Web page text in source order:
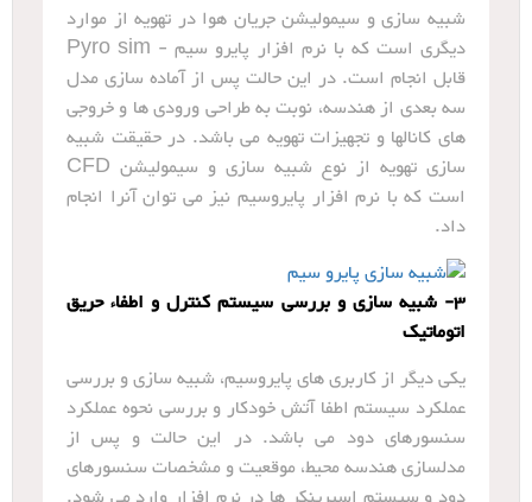
شبیه سازی و سیمولیشن جریان هوا در تهویه از موارد
دیگری است که با نرم افزار پایرو سیم - Pyro sim
قابل انجام است. در این حالت پس از آماده سازی مدل
سه بعدی از هندسه، نوبت به طراحی ورودی ها و خروجی
های کانالها و تجهیزات تهویه می باشد. در حقیقت شبیه
سازی تهویه از نوع شبیه سازی و سیمولیشن CFD
است که با نرم افزار پایروسیم نیز می توان آنرا انجام
داد.
3- شبیه سازی و بررسی سیستم کنترل و اطفاء حریق
اتوماتیک
یکی دیگر از کاربری های پایروسیم، شبیه سازی و بررسی
عملکرد سیستم اطفا آتش خودکار و بررسی نحوه عملکرد
سنسورهای دود می باشد. در این حالت و پس از
مدلسازی هندسه محیط، موقعیت و مشخصات سنسورهای